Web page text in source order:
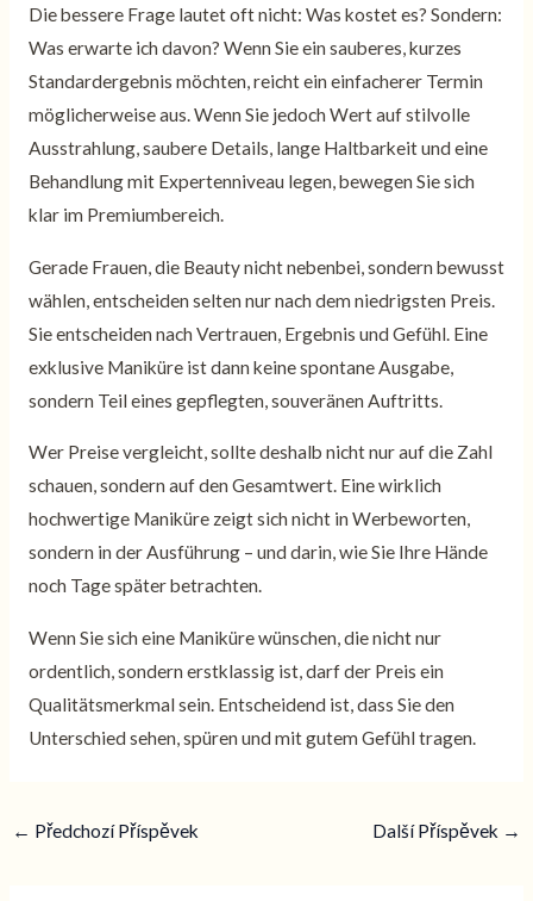
Die bessere Frage lautet oft nicht: Was kostet es? Sondern:
Was erwarte ich davon? Wenn Sie ein sauberes, kurzes
Standardergebnis möchten, reicht ein einfacherer Termin
möglicherweise aus. Wenn Sie jedoch Wert auf stilvolle
Ausstrahlung, saubere Details, lange Haltbarkeit und eine
Behandlung mit Expertenniveau legen, bewegen Sie sich
klar im Premiumbereich.
Gerade Frauen, die Beauty nicht nebenbei, sondern bewusst
wählen, entscheiden selten nur nach dem niedrigsten Preis.
Sie entscheiden nach Vertrauen, Ergebnis und Gefühl. Eine
exklusive Maniküre ist dann keine spontane Ausgabe,
sondern Teil eines gepflegten, souveränen Auftritts.
Wer Preise vergleicht, sollte deshalb nicht nur auf die Zahl
schauen, sondern auf den Gesamtwert. Eine wirklich
hochwertige Maniküre zeigt sich nicht in Werbeworten,
sondern in der Ausführung – und darin, wie Sie Ihre Hände
noch Tage später betrachten.
Wenn Sie sich eine Maniküre wünschen, die nicht nur
ordentlich, sondern erstklassig ist, darf der Preis ein
Qualitätsmerkmal sein. Entscheidend ist, dass Sie den
Unterschied sehen, spüren und mit gutem Gefühl tragen.
← Předchozí Příspěvek Další Příspěvek →